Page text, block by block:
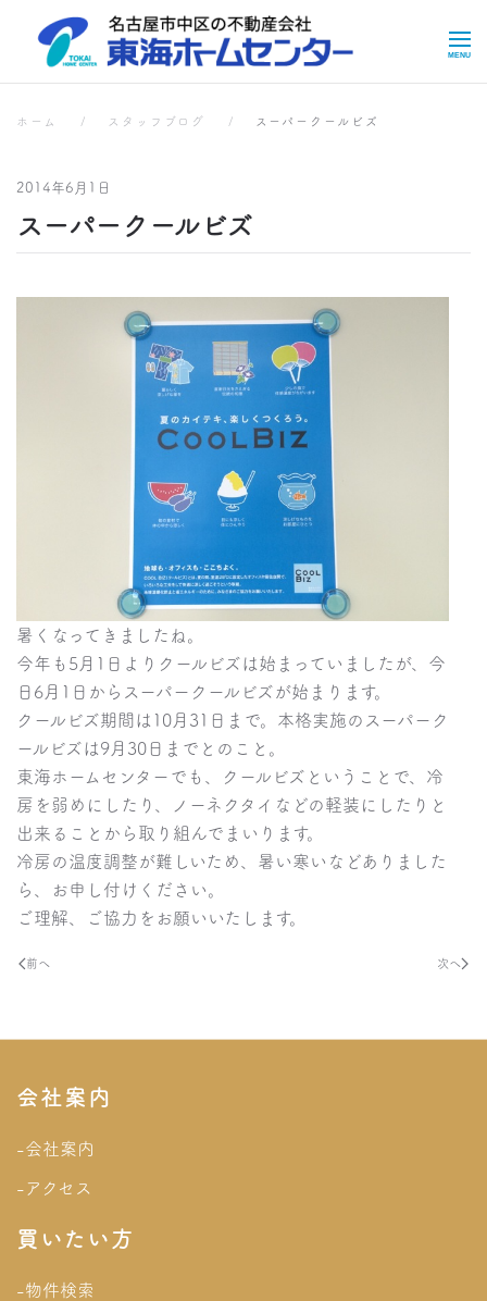
Skip to main content
スタッフブログ
スタッフブログ
ホーム スタッフブログ スーパークールビズ
2014年6月1日
スーパークールビズ
暑くなってきましたね。
今年も5月1日よりクールビズは始まっていましたが、今
日6月1日からスーパークールビズが始まります。
クールビズ期間は10月31日まで。本格実施のスーパーク
ールビズは9月30日までとのこと。
東海ホームセンターでも、クールビズということで、冷
房を弱めにしたり、ノーネクタイなどの軽装にしたりと
出来ることから取り組んでまいります。
冷房の温度調整が難しいため、暑い寒いなどありました
ら、お申し付けください。
ご理解、ご協力をお願いいたします。
前へ 次へ
会社案内
-会社案内
-アクセス
買いたい方
-物件検索